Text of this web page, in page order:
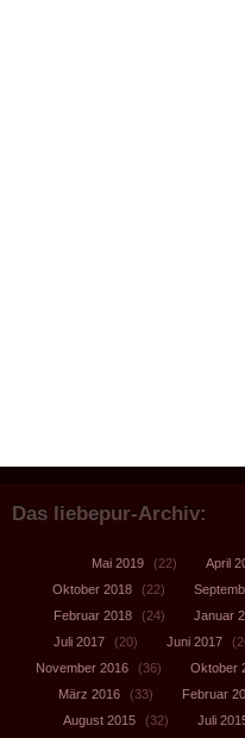
Das liebepur-Archiv:
Mai 2019 (22) April
Oktober 2018
(22)
Februar 2018
(24) Januar
Juli 2017
(20) Juni 2017
November 2016
(36) Oktober
März 2016
(33) Februar
August 2015
(32) Juli